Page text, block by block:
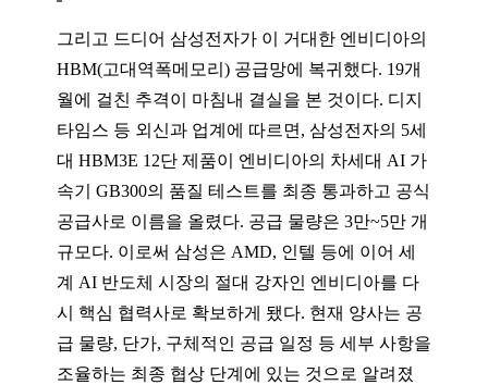
그리고 드디어 삼성전자가 이 거대한 엔비디아의
HBM(고대역폭메모리) 공급망에 복귀했다. 19개
월에 걸친 추격이 마침내 결실을 본 것이다. 디지
타임스 등 외신과 업계에 따르면, 삼성전자의 5세
대 HBM3E 12단 제품이 엔비디아의 차세대 AI 가
속기 GB300의 품질 테스트를 최종 통과하고 공식
공급사로 이름을 올렸다. 공급 물량은 3만~5만 개
규모다. 이로써 삼성은 AMD, 인텔 등에 이어 세
계 AI 반도체 시장의 절대 강자인 엔비디아를 다
시 핵심 협력사로 확보하게 됐다. 현재 양사는 공
급 물량, 단가, 구체적인 공급 일정 등 세부 사항을
조율하는 최종 협상 단계에 있는 것으로 알려졌